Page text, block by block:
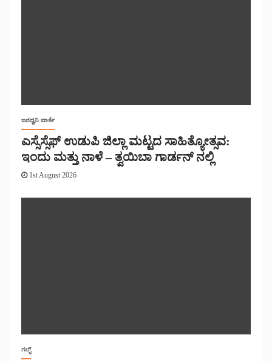
ಜನಧ್ವನಿ ವಾರ್ತೆ
ಎಸ್ಸೆಸ್ಸೆಫ್ ಉಡುಪಿ ಜಿಲ್ಲಾ ಮಟ್ಟದ ಸಾಹಿತ್ಯೋತ್ಸವ:
ಇಂದು ಮತ್ತು ನಾಳೆ – ತ್ವಯಿಬಾ ಗಾರ್ಡನ್ ನಲ್ಲಿ
1st August 2026
ಗಲ್ಫ್